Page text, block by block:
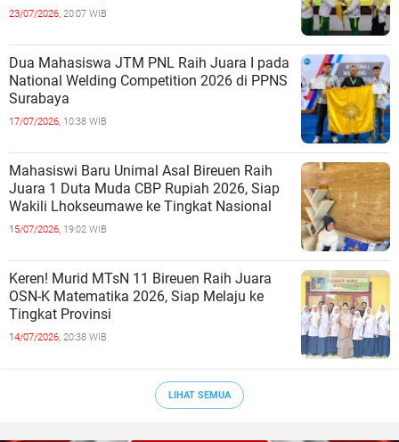
23/07/2026, 20:07 WIB
Dua Mahasiswa JTM PNL Raih Juara I pada
National Welding Competition 2026 di PPNS
Surabaya
17/07/2026, 10:38 WIB
Mahasiswi Baru Unimal Asal Bireuen Raih
Juara 1 Duta Muda CBP Rupiah 2026, Siap
Wakili Lhokseumawe ke Tingkat Nasional
15/07/2026, 19:02 WIB
Keren! Murid MTsN 11 Bireuen Raih Juara
OSN-K Matematika 2026, Siap Melaju ke
Tingkat Provinsi
14/07/2026, 20:38 WIB
LIHAT SEMUA